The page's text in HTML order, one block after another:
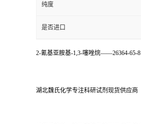
纯度
是否进口
2-氰基亚胺基-1,3-噻唑烷——26364-65-8
湖北魏氏化学专注科研试剂现货供应商